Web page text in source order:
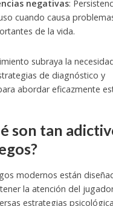
negativas:
cuando causa
de la vida.
subraya la
de diagnóstico y
abordar eficazmente
son tan
modernos están
la atención del
estrategias